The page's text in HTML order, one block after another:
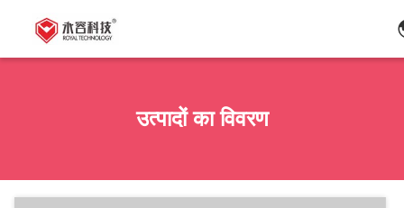
उत्पादों का विवरण